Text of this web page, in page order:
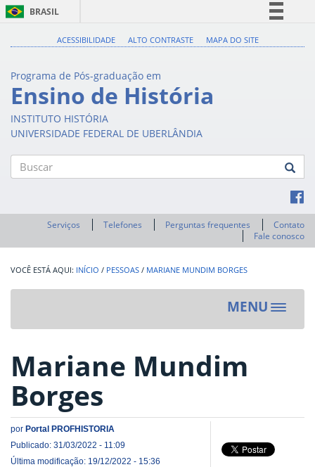
BRASIL
Acesso à informação
ACESSIBILIDADE ALTO CONTRASTE MAPA DO SITE
Programa de Pós-graduação em
Ensino de História
INSTITUTO HISTÓRIA
UNIVERSIDADE FEDERAL DE UBERLÂNDIA
Serviços Telefones Perguntas frequentes
Contato
Fale conosco
INÍCIO / PESSOAS / MARIANE MUNDIM BORGES
MENU
Toggle
Mariane Mundim
Borges
por Portal PROFHISTORIA
Publicado: 31/03/2022 - 11:09
Última modificação: 19/12/2022 - 15:36